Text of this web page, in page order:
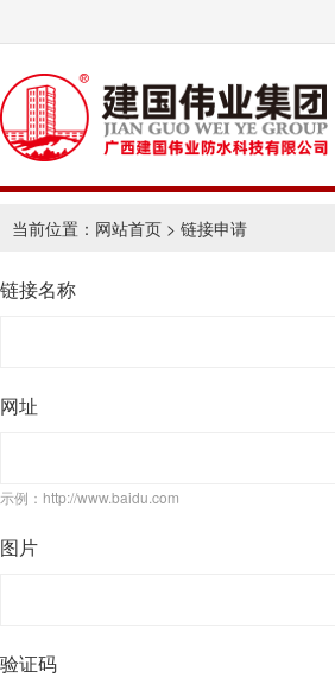
当前位置： 网站首页 > 链接申请
链接名称
网址
示例：http://www.baidu.com
图片
验证码